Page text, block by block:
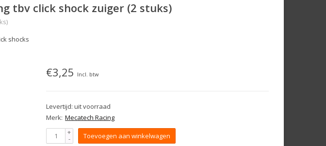
tbv click shock zuiger (2 stuks)
shocks
€3,25 Incl. btw
Levertijd: uit voorraad
Merk: Mecatech Racing
+
- Toevoegen aan winkelwagen